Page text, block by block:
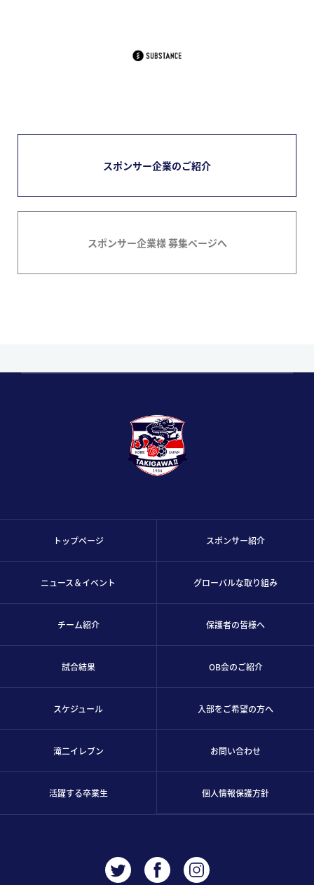
スポンサー企業のご紹介
スポンサー企業様 募集ページへ
トップページ
ニュース＆イベント
チーム紹介
試合結果
スケジュール
滝二イレブン
活躍する卒業生
スポンサー紹介
グローバルな取り組み
保護者の皆様へ
OB会のご紹介
入部をご希望の方へ
お問い合わせ
個人情報保護方針